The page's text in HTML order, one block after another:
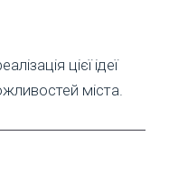
цієї ідеї
міста.